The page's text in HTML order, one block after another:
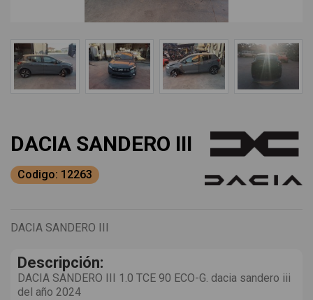
DACIA SANDERO III
Codigo: 12263
DACIA SANDERO III
Descripción:
DACIA SANDERO III 1.0 TCE 90 ECO-G. dacia sandero iii
del año 2024